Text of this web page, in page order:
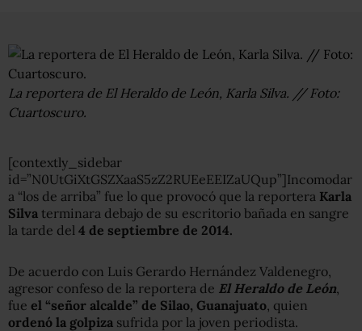
La reportera de El Heraldo de León, Karla Silva. // Foto:
Cuartoscuro.
[contextly_sidebar
id=”N0UtGiXtGSZXaaS5zZ2RUEeEEIZaUQup”]Incomodar
a “los de arriba” fue lo que provocó que la reportera Karla
Silva terminara debajo de su escritorio bañada en sangre
la tarde del 4 de septiembre de 2014.
De acuerdo con Luis Gerardo Hernández Valdenegro,
agresor confeso de la reportera de El Heraldo de León,
fue el “señor alcalde” de Silao, Guanajuato, quien
ordenó la golpiza sufrida por la joven periodista.